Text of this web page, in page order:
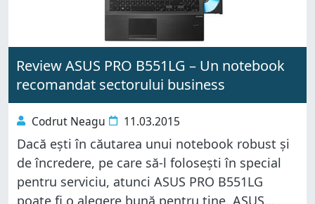
Review ASUS PRO B551LG – Un notebook
recomandat sectorului business
Codrut Neagu 11.03.2015
Dacă ești în căutarea unui notebook robust și
de încredere, pe care să-l folosești în special
pentru serviciu, atunci ASUS PRO B551LG
poate fi o alegere bună pentru tine. ASUS